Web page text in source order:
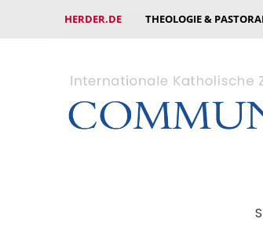
HERDER.DE THEOLOGIE &